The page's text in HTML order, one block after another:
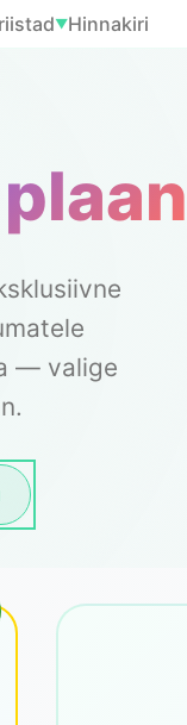
▼Hinnakiri
— valige